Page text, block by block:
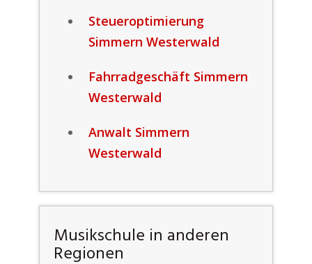
Steueroptimierung
Simmern Westerwald
Fahrradgeschäft Simmern
Westerwald
Anwalt Simmern
Westerwald
Musikschule in anderen
Regionen